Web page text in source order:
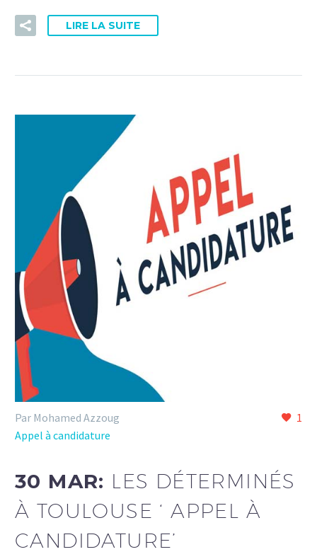
LIRE LA SUITE
1
Par Mohamed Azzoug
Appel à candidature
30 MAR: LES DÉTERMINÉS
À TOULOUSE ‘ APPEL À
CANDIDATURE’